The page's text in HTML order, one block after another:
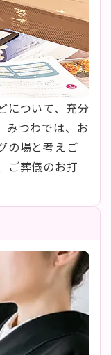
について、充分
みつわでは、お
の場と考えご
ご葬儀のお打